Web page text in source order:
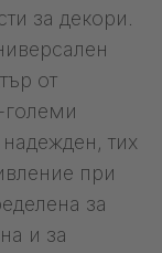
за декори.
от
големи
тих
при
за
и за